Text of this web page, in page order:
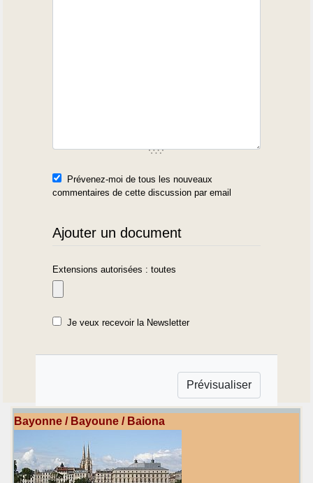
Prévenez-moi de tous les nouveaux
commentaires de cette discussion par email
Ajouter un document
Extensions autorisées : toutes
Je veux recevoir la Newsletter
Bayonne / Bayoune / Baiona